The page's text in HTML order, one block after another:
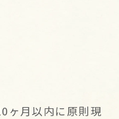
ヶ月以内に原則現